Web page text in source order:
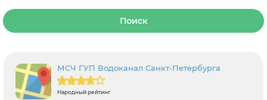
Поиск
МСЧ ГУП Водоканал Санкт-Петербурга
Народный рейтинг